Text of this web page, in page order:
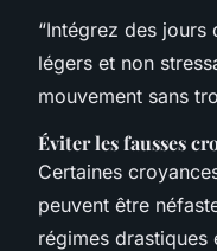
“Intégrez des
légers et non
mouvement sans
Éviter les fausses
Certaines
peuvent être
régimes drastiques